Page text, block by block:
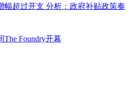
幅超过开支 分析：政府补贴政策奏
Foundry开幕